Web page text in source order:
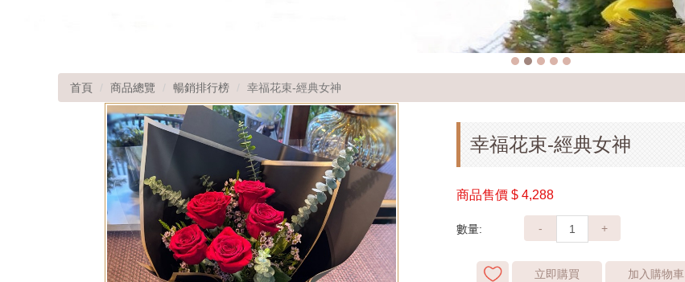
首頁 商品總覽 暢銷排行榜 幸福花束-經典女神
幸福花束-經典女神
商品售價 $ 4,288
數量: - +
立即購買 加入購物車